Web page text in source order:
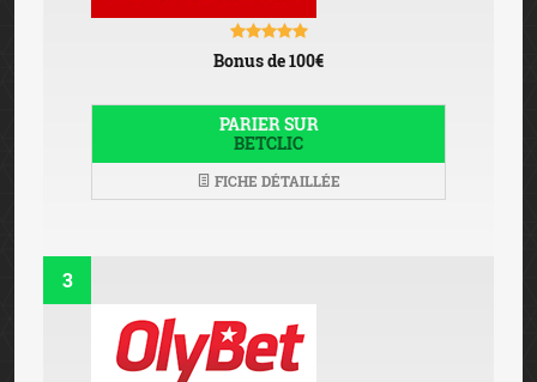
Bonus de 100€
PARIER SUR
BETCLIC
FICHE DÉTAILLÉE
3